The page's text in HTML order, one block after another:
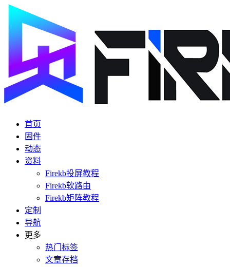
首页
固件
动态
资料
Firekb投屏教程
Firekb软路由
Firekb矩阵教程
定制
导航
更多
热门标签
文章存档